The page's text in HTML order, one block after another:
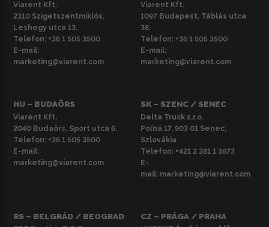
Viarent Kft.
2310 Szigetszentmiklós,
Leshegy utca 13.
Telefon: +36 1 505 3500
E-mail:
marketing@viarent.com
Viarent Kft.
1097 Budapest, Táblás utca
38.
Telefon: +36 1 505 3500
E-mail:
marketing@viarent.com
HU – BUDAÖRS
Viarent Kft.
2040 Budaörs, Sport utca 6.
Telefon: +36 1 505 3500
E-mail:
marketing@viarent.com
SK – SZENC / SENEC
Delta Truck s.r.o.
Poľná 17, 903 01 Senec,
Szlovákia
Telefon: +421 2 381 1 3673
E-
mail: marketing@viarent.com
RS – BELGRÁD / BEOGRAD CZ – PRÁGA / PRAHA